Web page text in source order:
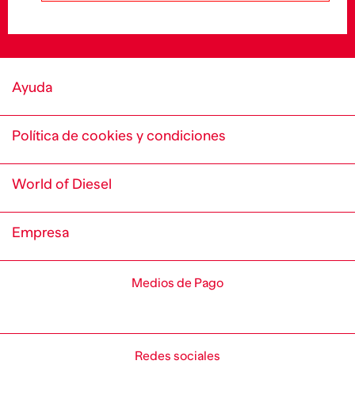
Ayuda
Política de cookies y condiciones
World of Diesel
Empresa
Medios de Pago
Redes sociales